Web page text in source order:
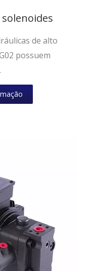
de alto
possuem